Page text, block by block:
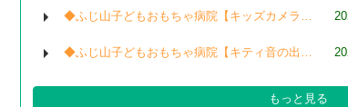
◆ふじ山子どもおもちゃ病院【キッズカメラ…
◆ふじ山子どもおもちゃ病院【キティ音の出…
もっと見る